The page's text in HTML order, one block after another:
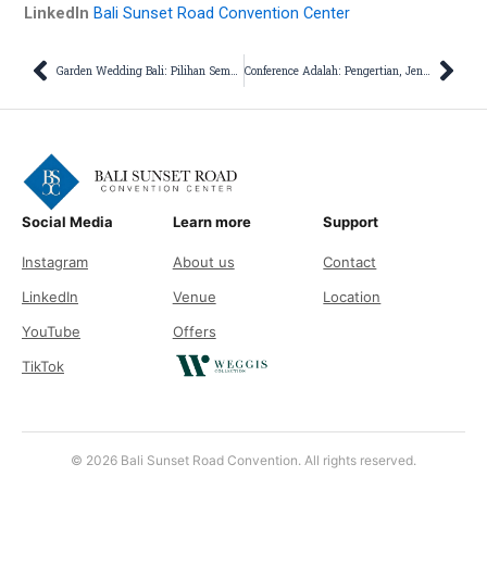
LinkedIn Bali Sunset Road Convention Center
Prev Garden Wedding Bali: Pilihan Sempurna untuk Pernikahan Impian Conference Adalah: Pengertian, Jenis, dan Manfaatnya
Social Media
Instagram
LinkedIn
YouTube
TikTok
Learn more
About us
Venue
Offers
Support
Contact
Location
© 2026 Bali Sunset Road Convention. All rights reserved.